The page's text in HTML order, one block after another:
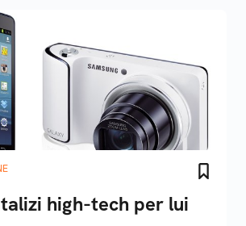
high-tech per lui